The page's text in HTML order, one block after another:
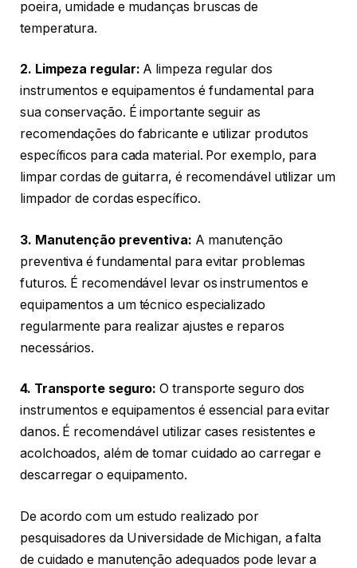
poeira, umidade e mudanças bruscas de
temperatura.
2. Limpeza regular: A limpeza regular dos
instrumentos e equipamentos é fundamental para
sua conservação. É importante seguir as
recomendações do fabricante e utilizar produtos
específicos para cada material. Por exemplo, para
limpar cordas de guitarra, é recomendável utilizar um
limpador de cordas específico.
3. Manutenção preventiva: A manutenção
preventiva é fundamental para evitar problemas
futuros. É recomendável levar os instrumentos e
equipamentos a um técnico especializado
regularmente para realizar ajustes e reparos
necessários.
4. Transporte seguro: O transporte seguro dos
instrumentos e equipamentos é essencial para evitar
danos. É recomendável utilizar cases resistentes e
acolchoados, além de tomar cuidado ao carregar e
descarregar o equipamento.
De acordo com um estudo realizado por
pesquisadores da Universidade de Michigan, a falta
de cuidado e manutenção adequados pode levar a